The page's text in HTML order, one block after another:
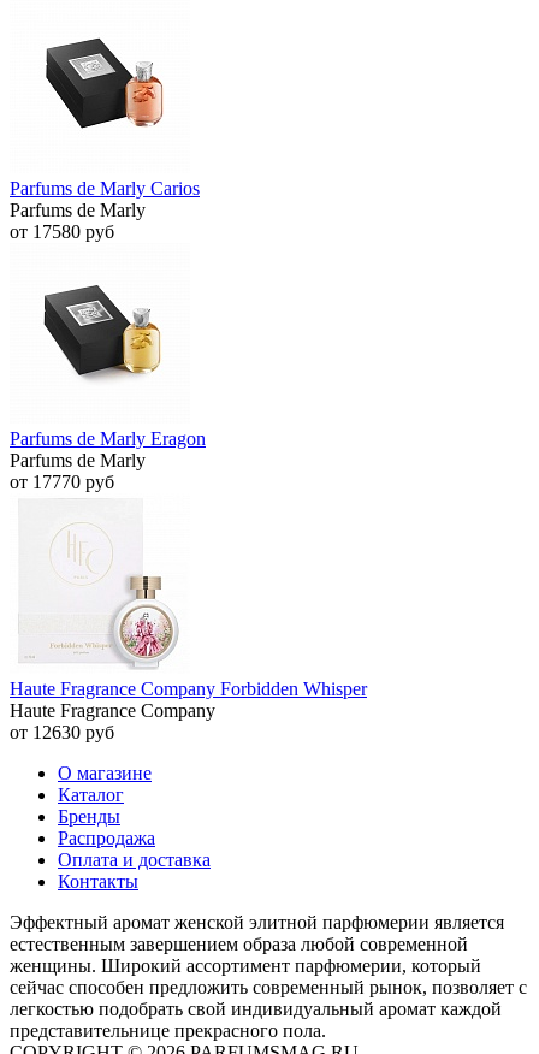
Parfums de Marly Carios
Parfums de Marly
от 17580 руб
Parfums de Marly Eragon
Parfums de Marly
от 17770 руб
Haute Fragrance Company Forbidden Whisper
Haute Fragrance Company
от 12630 руб
О магазине
Каталог
Бренды
Распродажа
Оплата и доставка
Контакты
Эффектный аромат женской элитной парфюмерии является
естественным завершением образа любой современной
женщины. Широкий ассортимент парфюмерии, который
сейчас способен предложить современный рынок, позволяет с
легкостью подобрать свой индивидуальный аромат каждой
представительнице прекрасного пола.